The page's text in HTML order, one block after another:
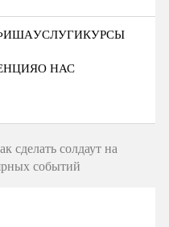
УСЛУГИКУРСЫ
О НАС
Портфолио
сделать солдаут на
событий